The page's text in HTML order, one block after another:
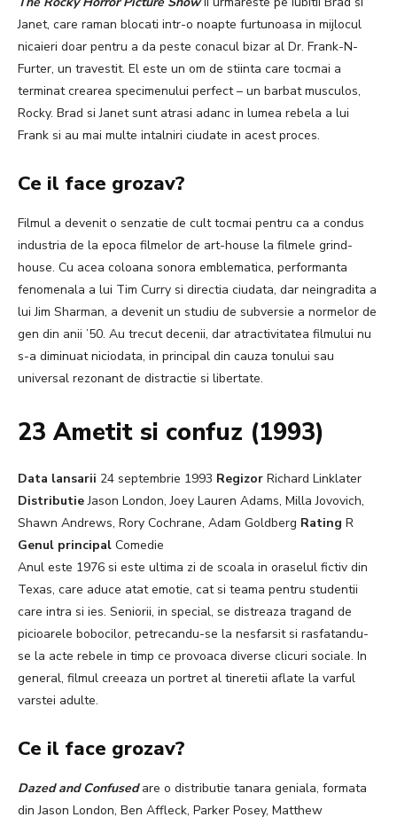
Janet, care raman blocati intr-o noapte furtunoasa in mijlocul
nicaieri doar pentru a da peste conacul bizar al Dr. Frank-N-
Furter, un travestit. El este un om de stiinta care tocmai a
terminat crearea specimenului perfect – un barbat musculos,
Rocky. Brad si Janet sunt atrasi adanc in lumea rebela a lui
Frank si au mai multe intalniri ciudate in acest proces.
Ce il face grozav?
Filmul a devenit o senzatie de cult tocmai pentru ca a condus
industria de la epoca filmelor de art-house la filmele grind-
house. Cu acea coloana sonora emblematica, performanta
fenomenala a lui Tim Curry si directia ciudata, dar neingradita a
lui Jim Sharman, a devenit un studiu de subversie a normelor de
gen din anii ’50. Au trecut decenii, dar atractivitatea filmului nu
s-a diminuat niciodata, in principal din cauza tonului sau
universal rezonant de distractie si libertate.
23 Ametit si confuz (1993)
Data lansarii 24 septembrie 1993 Regizor Richard Linklater
DistributieJason London, Joey Lauren Adams, Milla Jovovich,
Shawn Andrews, Rory Cochrane, Adam Goldberg Rating R
Genul principal Comedie
Anul este 1976 si este ultima zi de scoala in oraselul fictiv din
Texas, care aduce atat emotie, cat si teama pentru studentii
care intra si ies. Seniorii, in special, se distreaza tragand de
picioarele bobocilor, petrecandu-se la nesfarsit si rasfatandu-
se la acte rebele in timp ce provoaca diverse clicuri sociale. In
general, filmul creeaza un portret al tineretii aflate la varful
varstei adulte.
Ce il face grozav?
Dazed and Confusedare o distributie tanara geniala, formata
din Jason London, Ben Affleck, Parker Posey, Matthew